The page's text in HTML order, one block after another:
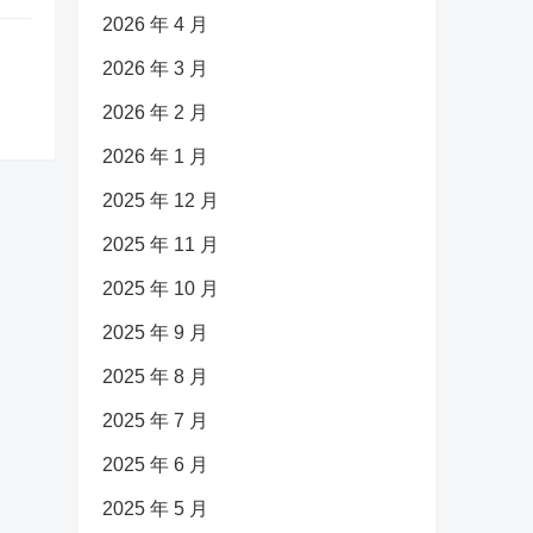
2026 年 4 月
2026 年 3 月
2026 年 2 月
2026 年 1 月
2025 年 12 月
2025 年 11 月
2025 年 10 月
2025 年 9 月
2025 年 8 月
2025 年 7 月
2025 年 6 月
2025 年 5 月